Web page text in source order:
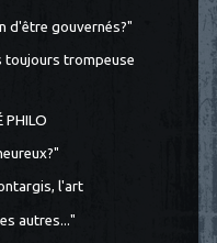
d'être gouvernés?"
toujours trompeuse
PHILO
l'art
autres..."